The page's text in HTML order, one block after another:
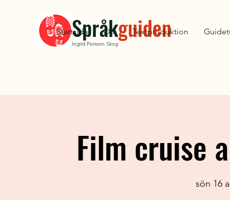
Språkguiden
Ingrid Persson Skog
Startsida Om Textproduktion
Film cruise
sön 16